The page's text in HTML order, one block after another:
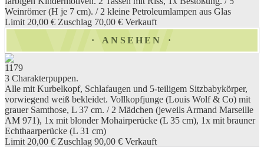
Weinrömer (H je 7 cm). / 2 kleine Petroleumlampen aus Glas
Limit 20,00 € Zuschlag 70,00 € Verkauft
ANSEHEN
1179
3 Charakterpuppen.
Alle mit Kurbelkopf, Schlafaugen und 5-teiligem Sitzbabykörper,
vorwiegend weiß bekleidet. Vollkopfjunge (Louis Wolf & Co) mit
grauer Samthose, L 37 cm. / 2 Mädchen (jeweils Armand Marseille
AM 971), 1x mit blonder Mohairperücke (L 35 cm), 1x mit brauner
Echthaarperücke (L 31 cm)
Limit 20,00 € Zuschlag 90,00 € Verkauft